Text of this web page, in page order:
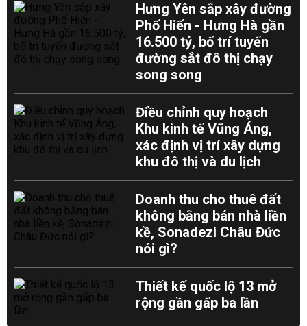
Hưng Yên sắp xây đường
Phố Hiến - Hưng Hà gần
16.500 tỷ, bố trí tuyến
đường sắt đô thị chạy
song song
Điều chỉnh quy hoạch
Khu kinh tế Vũng Áng,
xác định vị trí xây dựng
khu đô thị và du lịch
Doanh thu cho thuê đất
không bằng bán nhà liền
kề, Sonadezi Châu Đức
nói gì?
Thiết kế quốc lộ 13 mở
rộng gần gấp ba lần